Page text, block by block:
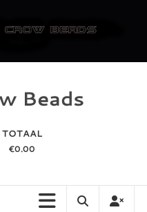
Beads
TOTAAL
€0.00